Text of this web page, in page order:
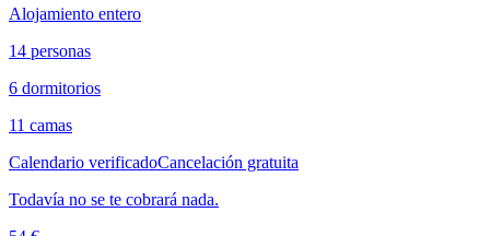
Alojamiento entero
14 personas
6 dormitorios
11 camas
Calendario verificadoCancelación gratuita
Todavía no se te cobrará nada.